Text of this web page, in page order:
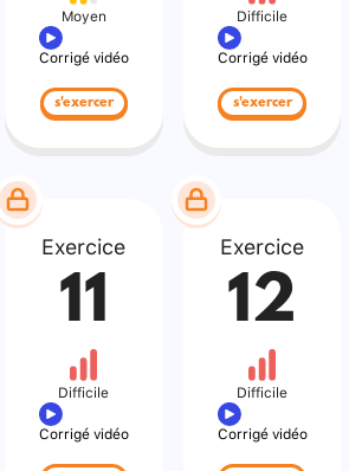
Moyen
Corrigé vidéo
s'exercer
Difficile
Corrigé vidéo
s'exercer
Exercice
11
Difficile
Corrigé vidéo
Exercice
12
Difficile
Corrigé vidéo